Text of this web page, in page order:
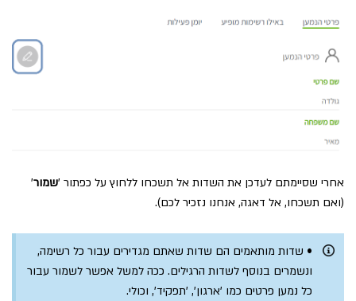
אחרי שסיימתם לעדכן את השדות אל תשכחו ללחוץ על כפתור 'שמור'
(ואם תשכחו, אל דאגה, אנחנו נזכיר לכם).
• שדות מותאמים הם שדות שאתם מגדירים עבור כל רשימה,
ונשמרים בנוסף לשדות הרגילים. ככה למשל אפשר לשמור עבור
כל נמען פרטים כמו 'ארגון', 'תפקיד', וכולי.